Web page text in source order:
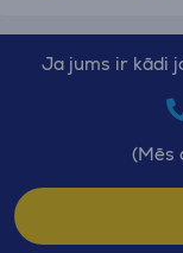
Ja jums ir kādi
(Mēs